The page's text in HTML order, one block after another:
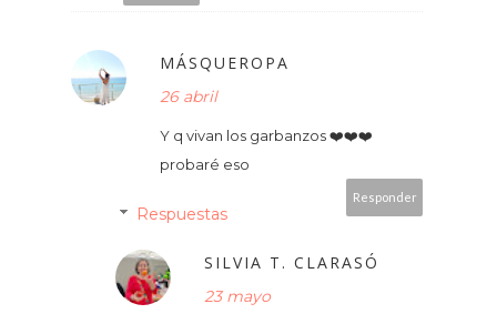
MÁSQUEROPA
26 abril
Y q vivan los garbanzos ❤️❤️❤️
probaré eso
Responder
Respuestas
SILVIA T. CLARASÓ
23 mayo